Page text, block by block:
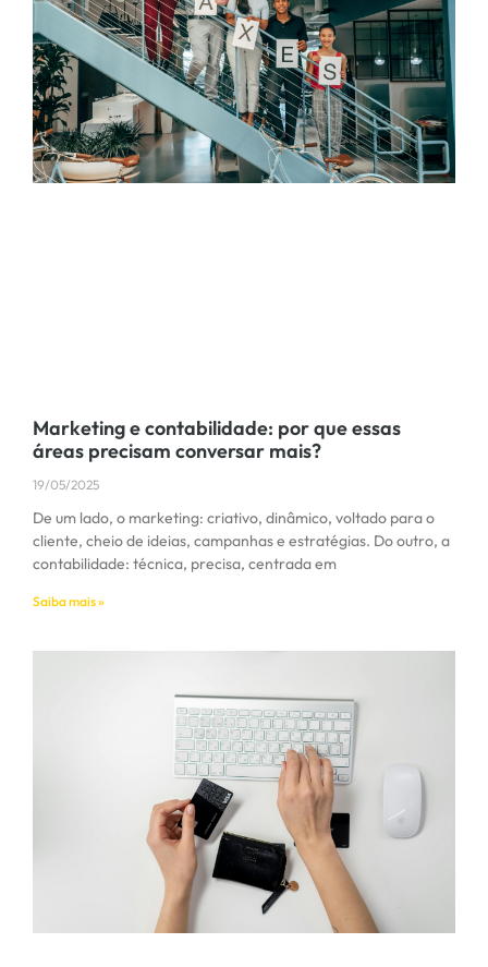
Marketing e contabilidade: por que essas
áreas precisam conversar mais?
19/05/2025
De um lado, o marketing: criativo, dinâmico, voltado para o
cliente, cheio de ideias, campanhas e estratégias. Do outro, a
contabilidade: técnica, precisa, centrada em
Saiba mais »